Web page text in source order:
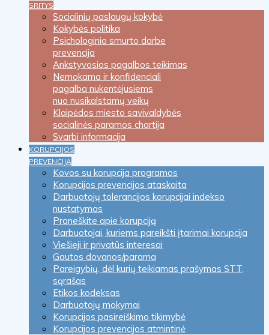
SRITYS
Socialinių paslaugų kokybė
Kokybės politika
Psichologinio smurto darbe
prevencija
Ankstyvosios pagalbos teikimas
Nemokama ir konfidenciali
pagalba nukentėjusiems
nuo nusikalstamų veikų
Klaipėdos miesto savivaldybės
socialinės paramos chartija
Svarbi informacija
KORUPCIJOS
PREVENCIJA
Kovos su korupcija programos
Korupcijos prevencijos ataskaita
Darbuotojų tolerancijos korupcijai indekso
nustatymas
Praneškite apie korupciją
Darbuotojai, kuriems pareikšti įtarimai korupcija
Viešieji ir privatūs interesai
Gautos dovanos/parama
Pareigybių, dėl kurių teikiamas prašymas STT,
sąrašas
Etikos kodeksas
Darbuotojų mokymai
Korupcijos pasireiškimo tikimybė
Korupcijos prevencijos atmintinė